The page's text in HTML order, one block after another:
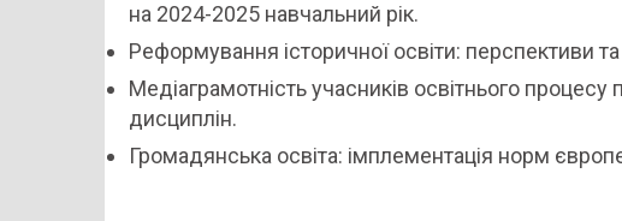
на 2024-2025 навчальний рік.
Реформування історичної освіти: перспективи
Медіаграмотність учасників освітнього
дисциплін.
Громадянська освіта: імплементація норм